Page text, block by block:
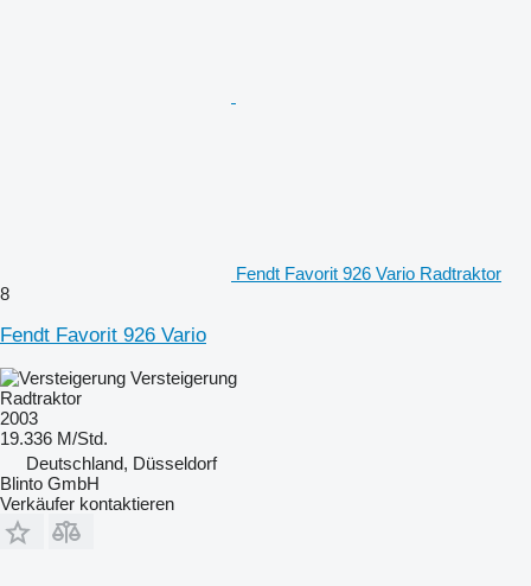
Fendt Favorit 926 Vario Radtraktor
8
Fendt Favorit 926 Vario
Versteigerung
Radtraktor
2003
19.336 M/Std.
Deutschland, Düsseldorf
Blinto GmbH
Verkäufer kontaktieren